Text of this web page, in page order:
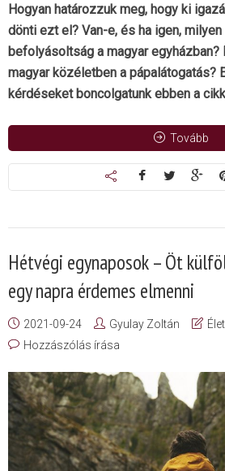
Hogyan határozzuk meg, hogy ki
dönti ezt el? Van-e, és ha igen,
befolyásoltság a magyar
magyar közéletben a pápalátogatás?
kérdéseket boncolgatunk ebben a
Tovább
Hétvégi egynaposok – Öt
egy napra érdemes elmenni
2021-09-24 Gyulay Zoltán
Hozzászólás írása